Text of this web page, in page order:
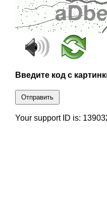
Введите код с
Отправить
Your support ID is: